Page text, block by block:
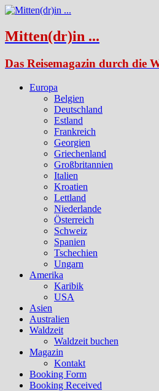
Mitten(dr)in ...
Das Reisemagazin durch die
Europa
Belgien
Deutschland
Estland
Frankreich
Georgien
Griechenland
Großbritannien
Italien
Kroatien
Lettland
Niederlande
Österreich
Schweiz
Spanien
Tschechien
Ungarn
Amerika
Karibik
USA
Asien
Australien
Waldzeit
Waldzeit buchen
Magazin
Kontakt
Booking Form
Booking Received